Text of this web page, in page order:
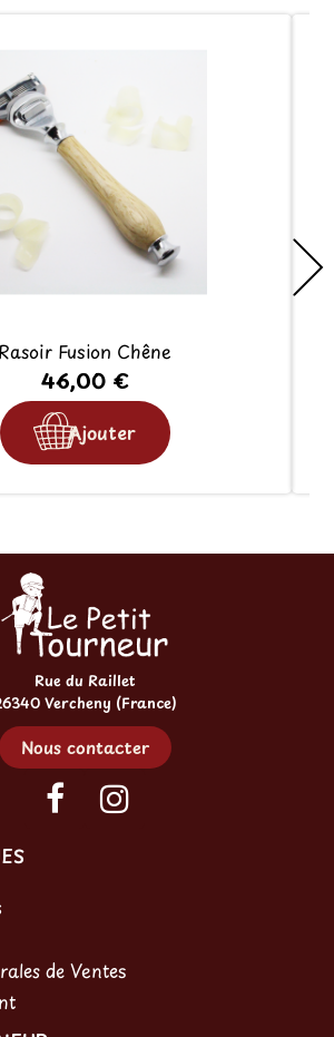
Rasoir Fusion Chêne
46,00 €
Ajouter
Rue du Raillet
Vercheny (France)
Nous contacter
de Ventes